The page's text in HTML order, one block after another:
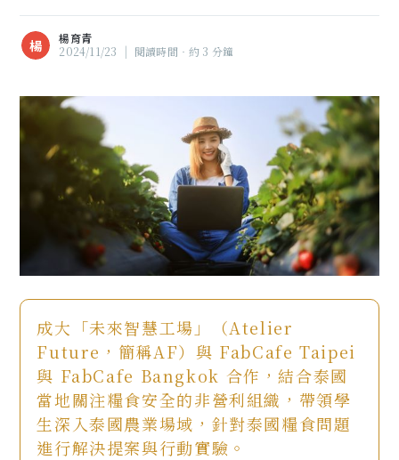
楊
楊育青
2024/11/23
| 閱讀時間‧約 3 分鐘
成大「未來智慧工場」（Atelier
Future，簡稱AF）與 FabCafe Taipei
與 FabCafe Bangkok 合作，結合泰國
當地關注糧食安全的非營利組織，帶領學
生深入泰國農業場域，針對泰國糧食問題
進行解決提案與行動實驗。